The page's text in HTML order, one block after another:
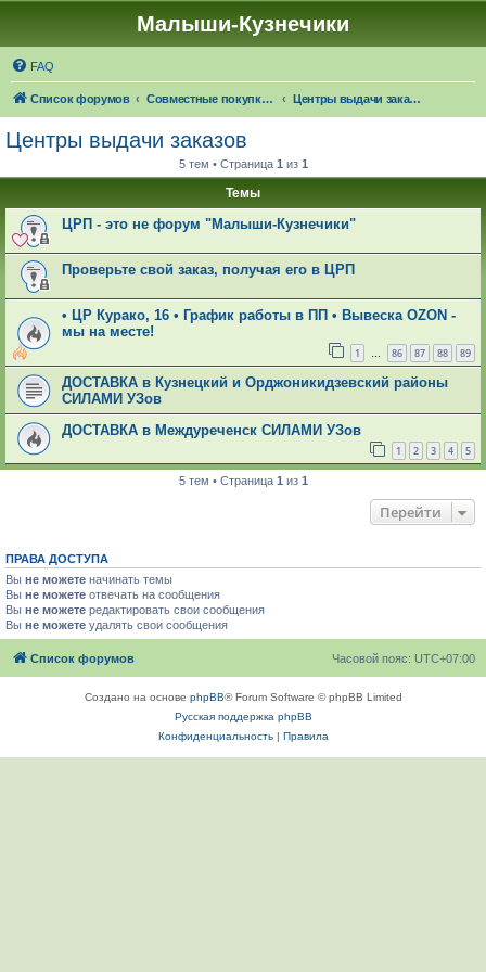
Малыши-Кузнечики
FAQ
Список форумов Совместные покупки "Малыши-Кузнечики" Центры выдачи заказов
Центры выдачи заказов
5 тем • Страница 1 из 1
Темы
ЦРП - это не форум "Малыши-Кузнечики"
Проверьте свой заказ, получая его в ЦРП
• ЦР Курако, 16 • График работы в ПП • Вывеска OZON -
мы на месте!
1 … 86 87 88 89
ДОСТАВКА в Кузнецкий и Орджоникидзевский районы
СИЛАМИ УЗов
ДОСТАВКА в Междуреченск СИЛАМИ УЗов
1 2 3 4 5
5 тем • Страница 1 из 1
Перейти
ПРАВА ДОСТУПА
Вы не можете начинать темы
Вы не можете отвечать на сообщения
Вы не можете редактировать свои сообщения
Вы не можете удалять свои сообщения
Список форумов Часовой пояс: UTC+07:00
Создано на основе phpBB® Forum Software © phpBB Limited
Русская поддержка phpBB
Конфиденциальность| Правила